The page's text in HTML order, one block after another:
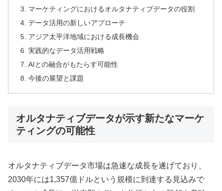
マーケティングにおけるオルタナティブデータの役割
データ活用の新しいアプローチ
アジア太平洋地域における成長機会
実践的なデータ活用戦略
AIとの融合がもたらす可能性
今後の展望と課題
オルタナティブデータが示す新たなマーケ
ティングの可能性
オルタナティブデータ市場は急速な成長を遂げており、
2030年には1,357億ドルという規模に到達する見込みで